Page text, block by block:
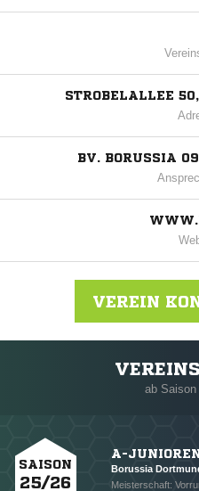
STROBELALLEE
BV. BORUSSIA
VEREIN
Nachricht an
ab Saison
SAISON
25/26
A-
Borussia
Meisterschaft: